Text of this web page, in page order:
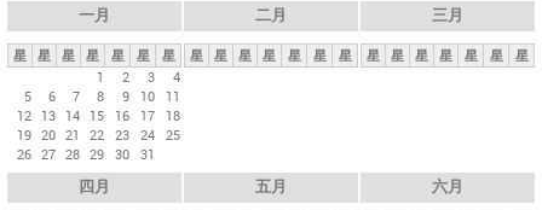
一月
星 星 星 星 星 星
星
1
2 3
4
5
6 7 8 9 10
11
12 13 14 15 16 17
18
19 20 21 22 23 24 25
26 27 28 29 30 31
二月
星 星 星 星 星 星 星
三月
星 星 星 星 星 星 星
四月 五月 六月